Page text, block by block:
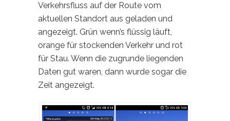
Verkehrsfluss auf der Route vom
aktuellen Standort aus geladen und
angezeigt. Grün wenn’s flüssig läuft,
orange für stockenden Verkehr und rot
für Stau. Wenn die zugrunde liegenden
Daten gut waren, dann wurde sogar die
Zeit angezeigt.